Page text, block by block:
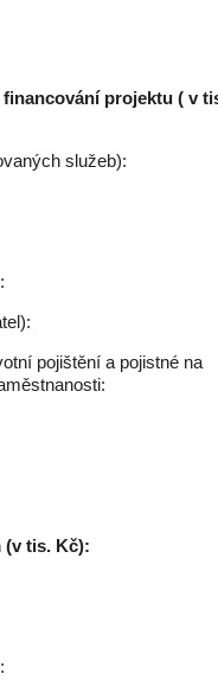
projektu ( v
služeb):
pojištění a pojistné na
(v tis. Kč):